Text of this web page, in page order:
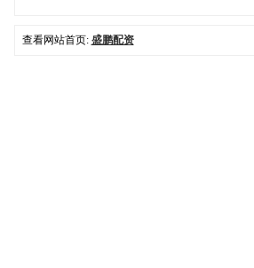
查看网站首页: 盛鹏配资